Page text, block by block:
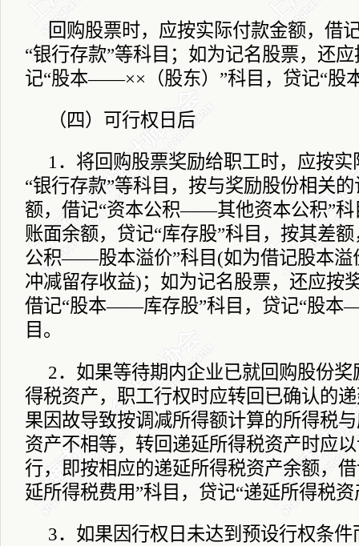
回购股票时，应按实际付款金额，借
“银行存款”等科目；如为记名股票，还
记“股本――××（股东）”科目，贷记“
（四）可行权日后
1．将回购股票奖励给职工时，应按
“银行存款”等科目，按与奖励股份相关
额，借记“资本公积――其他资本公积”科
账面余额，贷记“库存股”科目，按其差
公积――股本溢价”科目 (如为借记股本
冲减留存收益)；如为记名股票，还应按
借记“股本――库存股”科目，贷记“股本
目。
2．如果等待期内企业已就回购股份
得税资产，职工行权时应转回已确认的
果因故导致按调减所得额计算的所得税
资产不相等，转回递延所得税资产时应
行，即按相应的递延所得税资产余额，
延所得税费用”科目，贷记“递延所得税资
3．如果因行权日未达到预设行权条